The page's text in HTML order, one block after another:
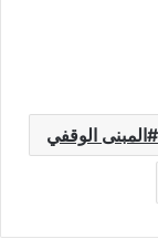
المبنى الوقفي